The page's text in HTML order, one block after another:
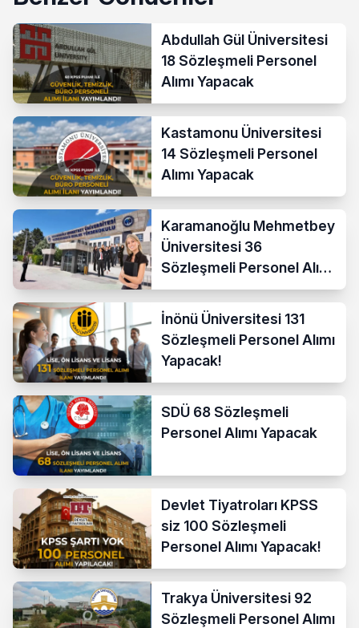
Abdullah Gül Üniversitesi
18 Sözleşmeli Personel
Alımı Yapacak
Kastamonu Üniversitesi
14 Sözleşmeli Personel
Alımı Yapacak
Karamanoğlu Mehmetbey
Üniversitesi 36
Sözleşmeli Personel Alımı
Yapacak
İnönü Üniversitesi 131
Sözleşmeli Personel Alımı
Yapacak!
SDÜ 68 Sözleşmeli
Personel Alımı Yapacak
Devlet Tiyatroları KPSS
siz 100 Sözleşmeli
Personel Alımı Yapacak!
Trakya Üniversitesi 92
Sözleşmeli Personel Alımı